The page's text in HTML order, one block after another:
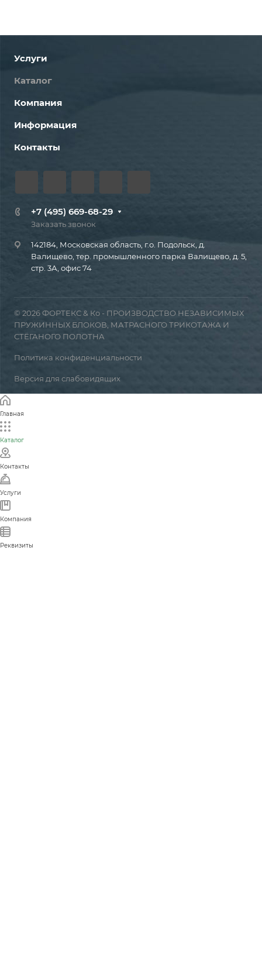
Услуги
Каталог
Компания
Информация
Контакты
+7 (495) 669-68-29
Заказать звонок
142184, Московская область, г.о. Подольск, д.
Валищево, тер. промышленного парка Валищево, д. 5,
стр. 3А, офис 74
© 2026 ФОРТЕКС & Ко - ПРОИЗВОДСТВО НЕЗАВИСИМЫХ
ПРУЖИННЫХ БЛОКОВ, МАТРАСНОГО ТРИКОТАЖА И
СТЁГАНОГО ПОЛОТНА
Политика конфиденциальности
Версия для слабовидящих
Главная
Каталог
Контакты
Услуги
Компания
Реквизиты